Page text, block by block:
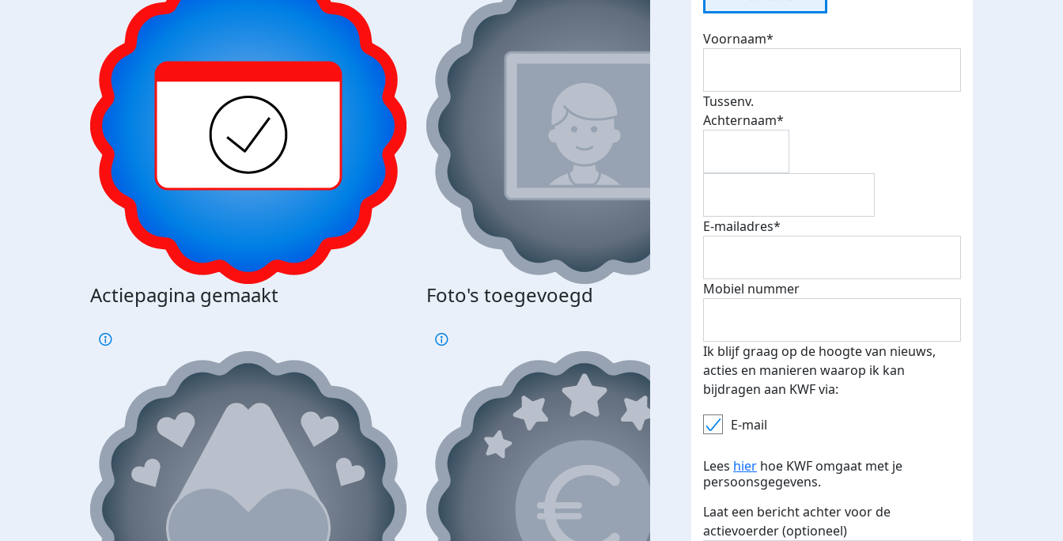
Actiepagina gemaakt Foto's toegevoegd E-mails verstuurd
€500 euro opgehaald: t-shirt
Voornaam*
Tussenv.
Achternaam*
E-mailadres*
Mobiel nummer
Ik blijf graag op de hoogte van nieuws,
acties en manieren waarop ik kan
bijdragen aan KWF via:
E-mail
Lees hier hoe KWF omgaat met je
persoonsgegevens.
Laat een bericht achter voor de
actievoerder (optioneel)